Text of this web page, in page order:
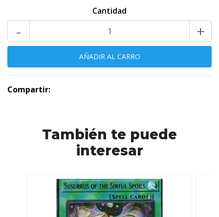
Cantidad
+
-
Compartir:
También te puede
interesar